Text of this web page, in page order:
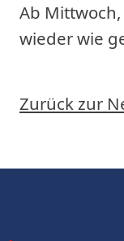
Ab
wieder wie
Zurück zur